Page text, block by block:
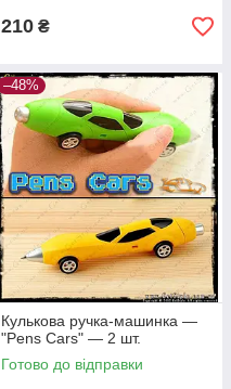
210 ₴
–48%
Кулькова ручка-машинка —
"Pens Cars" — 2 шт.
Готово до відправки